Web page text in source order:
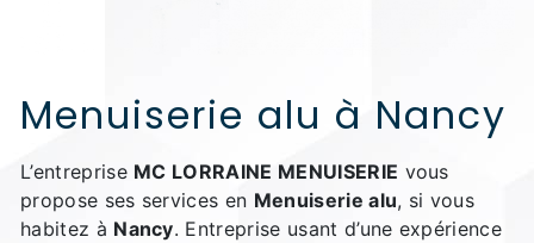
Menuiserie alu à Nancy
L’entreprise MC LORRAINE MENUISERIE vous
propose ses services en Menuiserie alu, si vous
habitez à Nancy. Entreprise usant d’une expérience